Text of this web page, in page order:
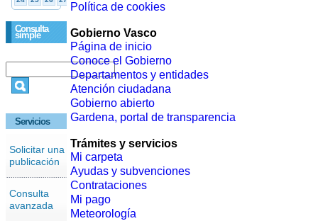
Consulta
simple
Servicios
Solicitar una
publicación
Consulta
avanzada
Política de cookies
Gobierno Vasco
Página de inicio
Conoce el Gobierno
Departamentos y entidades
Atención ciudadana
Gobierno abierto
Gardena, portal de transparencia
Trámites y servicios
Mi carpeta
Ayudas y subvenciones
Contrataciones
Mi pago
Meteorología